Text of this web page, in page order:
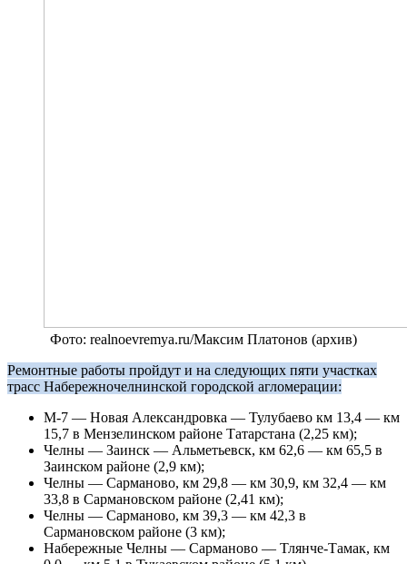
Фото: realnoevremya.ru/Максим Платонов (архив)
Ремонтные работы пройдут и на следующих пяти участках
трасс Набережночелнинской городской агломерации:
М-7 — Новая Александровка — Тулубаево км 13,4 — км
15,7 в Мензелинском районе Татарстана (2,25 км);
Челны — Заинск — Альметьевск, км 62,6 — км 65,5 в
Заинском районе (2,9 км);
Челны — Сарманово, км 29,8 — км 30,9, км 32,4 — км
33,8 в Сармановском районе (2,41 км);
Челны — Сарманово, км 39,3 — км 42,3 в
Сармановском районе (3 км);
Набережные Челны — Сарманово — Тлянче-Тамак, км